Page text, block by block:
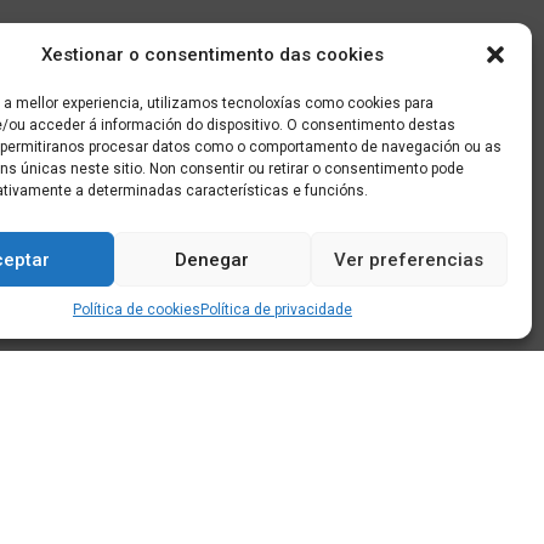
Xestionar o consentimento das cookies
a mellor experiencia, utilizamos tecnoloxías como cookies para
ou acceder á información do dispositivo. O consentimento destas
procesar datos como o comportamento de navegación ou as
únicas neste sitio. Non consentir ou retirar o consentimento pode
a determinadas características e funcións.
Denegar Ver preferencias
Política de cookies Política de privacidade